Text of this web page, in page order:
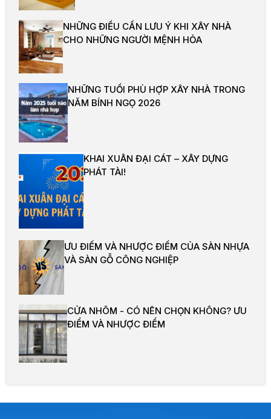
NHỮNG ĐIỀU CẦN LƯU Ý KHI XÂY NHÀ
CHO NHỮNG NGƯỜI MỆNH HỎA
NHỮNG TUỔI PHÙ HỢP XÂY NHÀ TRONG
NĂM BÍNH NGỌ 2026
KHAI XUÂN ĐẠI CÁT – XÂY DỰNG
PHÁT TÀI!
ƯU ĐIỂM VÀ NHƯỢC ĐIỂM CỦA SÀN NHỰA
VÀ SÀN GỖ CÔNG NGHIỆP
CỬA NHÔM - CÓ NÊN CHỌN KHÔNG? ƯU
ĐIỂM VÀ NHƯỢC ĐIỂM